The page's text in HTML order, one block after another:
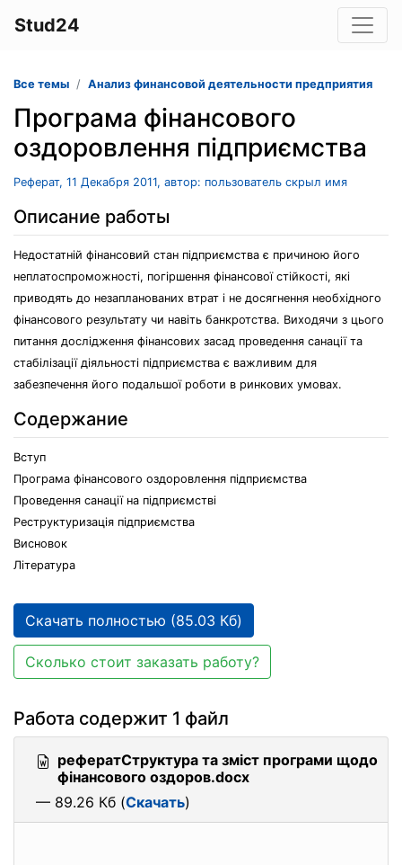
Stud24
Все темы Анализ финансовой деятельности предприятия
Програма фінансового
оздоровлення підприємства
Реферат, 11 Декабря 2011, автор: пользователь скрыл имя
Описание работы
Недостатній фінансовий стан підприємства є причиною його
неплатоспроможності, погіршення фінансової стійкості, які
приводять до незапланованих втрат і не досягнення необхідного
фінансового результату чи навіть банкротства. Виходячи з цього
питання дослідження фінансових засад проведення санації та
стабілізації діяльності підприємства є важливим для
забезпечення його подальшої роботи в ринкових умовах.
Содержание
Вступ
Програма фінансового оздоровлення підприємства
Проведення санації на підприємстві
Реструктуризація підприємства
Висновок
Література
Скачать полностью (85.03 Кб)
Сколько стоит заказать работу?
Работа содержит 1 файл
рефератСтруктура та зміст програми щодо
фінансового оздоров.docx
— 89.26 Кб (Скачать)